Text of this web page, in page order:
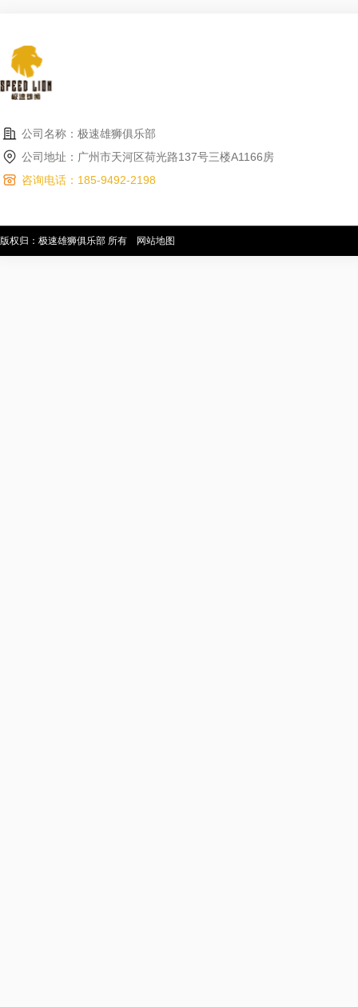
公司名称：极速雄狮俱乐部
公司地址：广州市天河区荷光路137号三楼A1166房
咨询电话：185-9492-2198
版权归：极速雄狮俱乐部 所有 网站地图